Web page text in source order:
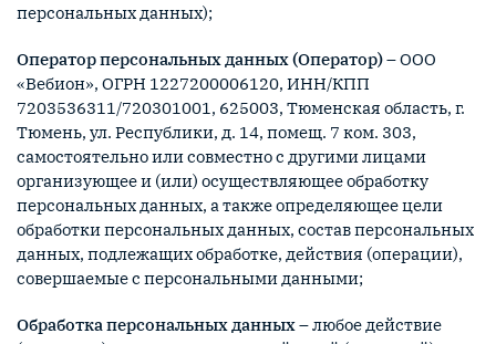
персональных данных);
Оператор персональных данных (Оператор)– ООО
«Вебион», ОГРН 1227200006120, ИНН/КПП
7203536311/720301001, 625003, Тюменская область, г.
Тюмень, ул. Республики, д. 14, помещ. 7 ком. 303,
самостоятельно или совместно с другими лицами
организующее и (или) осуществляющее обработку
персональных данных, а также определяющее цели
обработки персональных данных, состав персональных
данных, подлежащих обработке, действия (операции),
совершаемые с персональными данными;
Обработка персональных данных– любое действие